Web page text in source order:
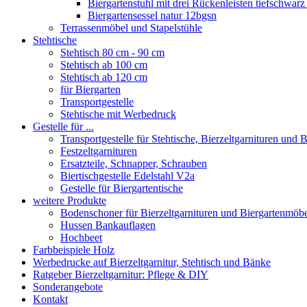
Biergartenstuhl mit drei Rückenleisten tiefschwarz
Biergartensessel natur 12bgsn
Terrassenmöbel und Stapelstühle
Stehtische
Stehtisch 80 cm - 90 cm
Stehtisch ab 100 cm
Stehtisch ab 120 cm
für Biergarten
Transportgestelle
Stehtische mit Werbedruck
Gestelle für ...
Transportgestelle für Stehtische, Bierzeltgarnituren und
Festzeltgarnituren
Ersatzteile, Schnapper, Schrauben
Biertischgestelle Edelstahl V2a
Gestelle für Biergartentische
weitere Produkte
Bodenschoner für Bierzeltgarnituren und
Hussen Bankauflagen
Hochbeet
Farbbeispiele Holz
Werbedrucke auf Bierzeltgarnitur, Stehtisch und Bänke
Ratgeber Bierzeltgarnitur: Pflege & DIY
Sonderangebote
Kontakt